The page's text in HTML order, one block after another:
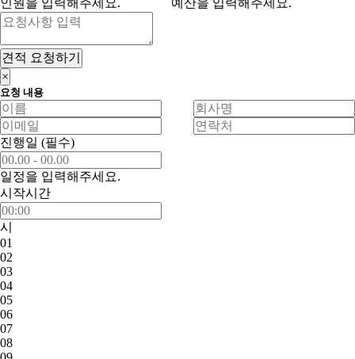
인원을 입력해주세요.
예산을 입력해주세요.
견적 요청하기
×
요청 내용
진행일 (필수)
일정을 입력해주세요.
시작시간
시
01
02
03
04
05
06
07
08